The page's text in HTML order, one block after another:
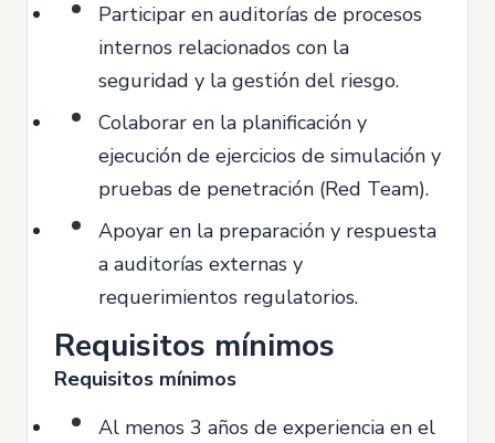
Participar en auditorías de procesos
internos relacionados con la
seguridad y la gestión del riesgo.
Colaborar en la planificación y
ejecución de ejercicios de simulación y
pruebas de penetración (Red Team).
Apoyar en la preparación y respuesta
a auditorías externas y
requerimientos regulatorios.
Requisitos mínimos
Requisitos mínimos
Al menos 3 años de experiencia en el